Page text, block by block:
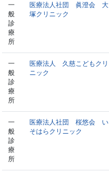
一
般
診
療
所
医療法人社団 眞澄会 大
塚クリニック
一
般
診
療
所
医療法人 久慈こどもクリ
ニック
一
般
診
療
所
医療法人社団 桜悠会 い
そはらクリニック